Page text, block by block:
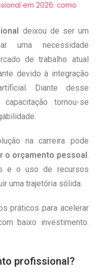
profissional
alcançar
em 2026: como
deixou de ser um
uma necessidade
de trabalho atual
devido à integração
Diante desse
tornou-se
na carreira pode
o orçamento pessoal.
e o uso de recursos
uma trajetória sólida.
práticos para acelerar
baixo investimento.
profissional?